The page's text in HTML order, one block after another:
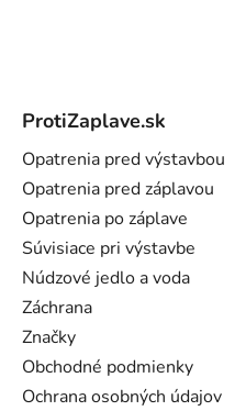
ProtiZaplave.sk
Opatrenia pred výstavbou
Opatrenia pred záplavou
Opatrenia po záplave
Súvisiace pri výstavbe
Núdzové jedlo a voda
Záchrana
Značky
Obchodné podmienky
Ochrana osobných údajov